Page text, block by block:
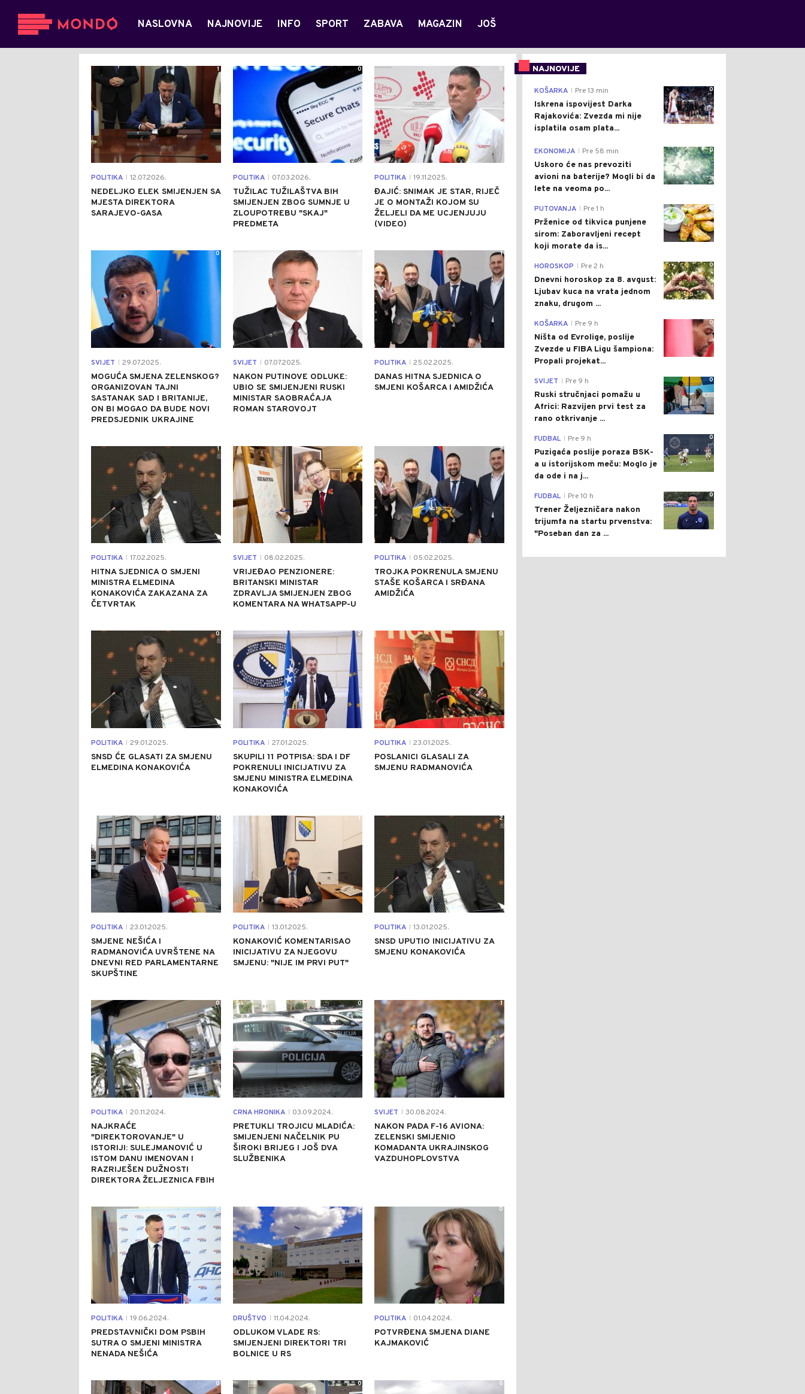
NASLOVNA NAJNOVIJE INFO SPORT ZABAVA MAGAZIN JOŠ
POLITIKA 12.07.2026.
NEDELJKO ELEK SMIJENJEN SA
MJESTA DIREKTORA
SARAJEVO-GASA
1
POLITIKA 07.03.2026.
TUŽILAC TUŽILAŠTVA BIH
SMIJENJEN ZBOG SUMNJE U
ZLOUPOTREBU "SKAJ"
PREDMETA
0
POLITIKA 19.11.2025.
ĐAJIĆ: SNIMAK JE STAR, RIJEČ
JE O MONTAŽI KOJOM SU
ŽELJELI DA ME UCJENJUJU
(VIDEO)
0
SVIJET 29.07.2025.
MOGUĆA SMJENA ZELENSKOG?
ORGANIZOVAN TAJNI
SASTANAK SAD I BRITANIJE,
ON BI MOGAO DA BUDE NOVI
PREDSJEDNIK UKRAJINE
0
SVIJET 07.07.2025.
NAKON PUTINOVE ODLUKE:
UBIO SE SMIJENJENI RUSKI
MINISTAR SAOBRAĆAJA
ROMAN STAROVOJT
0
POLITIKA 25.02.2025.
DANAS HITNA SJEDNICA O
SMJENI KOŠARCA I AMIDŽIĆA
1
POLITIKA 17.02.2025.
HITNA SJEDNICA O SMJENI
MINISTRA ELMEDINA
KONAKOVIĆA ZAKAZANA ZA
ČETVRTAK
1
SVIJET 08.02.2025.
VRIJEĐAO PENZIONERE:
BRITANSKI MINISTAR
ZDRAVLJA SMIJENJEN ZBOG
KOMENTARA NA WHATSAPP-U
0
POLITIKA 05.02.2025.
TROJKA POKRENULA SMJENU
STAŠE KOŠARCA I SRĐANA
AMIDŽIĆA
3
POLITIKA 29.01.2025.
SNSD ĆE GLASATI ZA SMJENU
ELMEDINA KONAKOVIĆA
0
POLITIKA 27.01.2025.
SKUPILI 11 POTPISA: SDA I DF
POKRENULI INICIJATIVU ZA
SMJENU MINISTRA ELMEDINA
KONAKOVIĆA
2
POLITIKA 23.01.2025.
POSLANICI GLASALI ZA
SMJENU RADMANOVIĆA
0
POLITIKA 23.01.2025.
SMJENE NEŠIĆA I
RADMANOVIĆA UVRŠTENE NA
DNEVNI RED PARLAMENTARNE
SKUPŠTINE
0
POLITIKA 13.01.2025.
KONAKOVIĆ KOMENTARISAO
INICIJATIVU ZA NJEGOVU
SMJENU: "NIJE IM PRVI PUT"
1
POLITIKA 13.01.2025.
SNSD UPUTIO INICIJATIVU ZA
SMJENU KONAKOVIĆA
2
POLITIKA 20.11.2024.
NAJKRAĆE
"DIREKTOROVANJE" U
ISTORIJI: SULEJMANOVIĆ U
ISTOM DANU IMENOVAN I
RAZRIJEŠEN DUŽNOSTI
DIREKTORA ŽELJEZNICA FBIH
0
CRNA HRONIKA 03.09.2024.
PRETUKLI TROJICU MLADIĆA:
SMIJENJENI NAČELNIK PU
ŠIROKI BRIJEG I JOŠ DVA
SLUŽBENIKA
0
SVIJET 30.08.2024.
NAKON PADA F-16 AVIONA:
ZELENSKI SMIJENIO
KOMADANTA UKRAJINSKOG
VAZDUHOPLOVSTVA
1
POLITIKA 19.06.2024.
PREDSTAVNIČKI DOM PSBIH
SUTRA O SMJENI MINISTRA
NENADA NEŠIĆA
0
DRUŠTVO 11.04.2024.
ODLUKOM VLADE RS:
SMIJENJENI DIREKTORI TRI
BOLNICE U RS
2
POLITIKA 01.04.2024.
POTVRĐENA SMJENA DIANE
KAJMAKOVIĆ
0
0 0 0
NAJNOVIJE
0
KOŠARKA Pre 13 min
Iskrena ispovijest Darka
Rajakovića: Zvezda mi nije
isplatila osam plata...
0
EKONOMIJA Pre 58 min
Uskoro će nas prevoziti
avioni na baterije? Mogli bi da
lete na veoma po...
0
PUTOVANJA Pre 1 h
Prženice od tikvica punjene
sirom: Zaboravljeni recept
koji morate da is...
0
HOROSKOP Pre 2 h
Dnevni horoskop za 8. avgust:
Ljubav kuca na vrata jednom
znaku, drugom ...
0
KOŠARKA Pre 9 h
Ništa od Evrolige, poslije
Zvezde u FIBA Ligu šampiona:
Propali projekat...
0
SVIJET Pre 9 h
Ruski stručnjaci pomažu u
Africi: Razvijen prvi test za
rano otkrivanje ...
0
FUDBAL Pre 9 h
Puzigaća poslije poraza BSK-
a u istorijskom meču: Moglo je
da ode i na j...
0
FUDBAL Pre 10 h
Trener Željezničara nakon
trijumfa na startu prvenstva:
"Poseban dan za ...